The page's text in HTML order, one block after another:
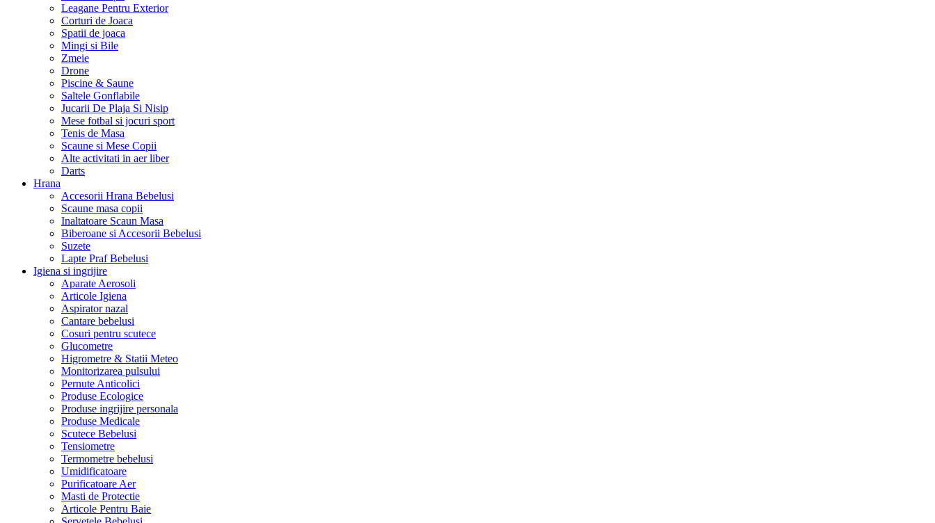
Leagane Pentru Exterior
Corturi de Joaca
Spatii de joaca
Mingi si Bile
Zmeie
Drone
Piscine & Saune
Saltele Gonflabile
Jucarii De Plaja Si Nisip
Mese fotbal si jocuri sport
Tenis de Masa
Scaune si Mese Copii
Alte activitati in aer liber
Darts
Hrana
Accesorii Hrana Bebelusi
Scaune masa copii
Inaltatoare Scaun Masa
Biberoane si Accesorii Bebelusi
Suzete
Lapte Praf Bebelusi
Igiena si ingrijire
Aparate Aerosoli
Articole Igiena
Aspirator nazal
Cantare bebelusi
Cosuri pentru scutece
Glucometre
Higrometre & Statii Meteo
Monitorizarea pulsului
Pernute Anticolici
Produse Ecologice
Produse ingrijire personala
Produse Medicale
Scutece Bebelusi
Tensiometre
Termometre bebelusi
Umidificatoare
Purificatoare Aer
Masti de Protectie
Articole Pentru Baie